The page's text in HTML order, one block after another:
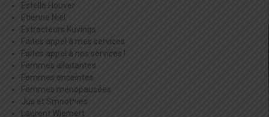
Estelle Houver
Etienne Niel
Extracteurs Kuvings
Faites appel à mes services
Faites appel à nos services !
Femmes allaitantes
Femmes enceintes
Femmes ménopausées
Jus et Smoothies
Laurent Wiemert